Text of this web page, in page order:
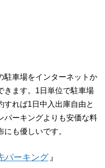
駐車場をインターネットか
きます。1日単位で駐車場
すれば1日中入出庫自由と
パーキングよりも安価な料
も優しいです。
パーキング 』